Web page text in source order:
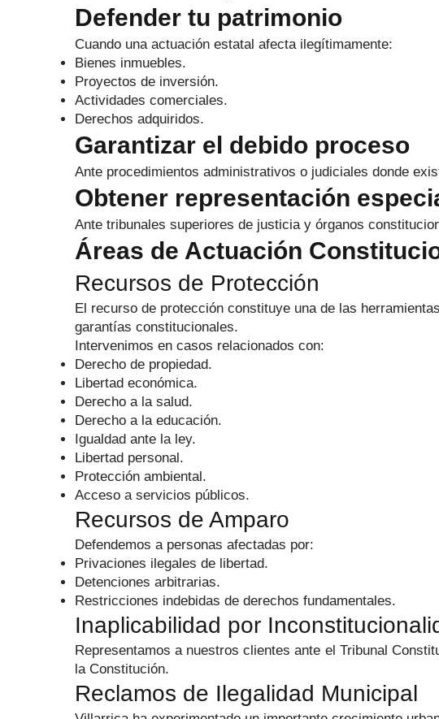
Defender tu patrimonio
Cuando una actuación estatal afecta ilegítimamente:
Bienes inmuebles.
Proyectos de inversión.
Actividades comerciales.
Derechos adquiridos.
Garantizar el debido proceso
Ante procedimientos administrativos o judiciales donde
Obtener representación
Ante tribunales superiores de justicia y órganos
Áreas de Actuación
Recursos de Protección
El recurso de protección constituye una de las
garantías constitucionales.
Intervenimos en casos relacionados con:
Derecho de propiedad.
Libertad económica.
Derecho a la salud.
Derecho a la educación.
Igualdad ante la ley.
Libertad personal.
Protección ambiental.
Acceso a servicios públicos.
Recursos de Amparo
Defendemos a personas afectadas por:
Privaciones ilegales de libertad.
Detenciones arbitrarias.
Restricciones indebidas de derechos fundamentales.
Inaplicabilidad por
Representamos a nuestros clientes ante el Tribunal
la Constitución.
Reclamos de Ilegalidad Municipal